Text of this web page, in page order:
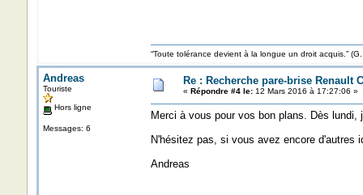
“Toute tolérance devient à la longue un droit acquis.”
Andreas
Touriste
Hors ligne
Messages: 6
Re : Recherche pare-brise Renault
« Répondre #4 le:12 Mars 2016 à 17:27:06 »
Merci à vous pour vos bon plans. Dès lundi,
N'hésitez pas, si vous avez encore d'autres
Andreas